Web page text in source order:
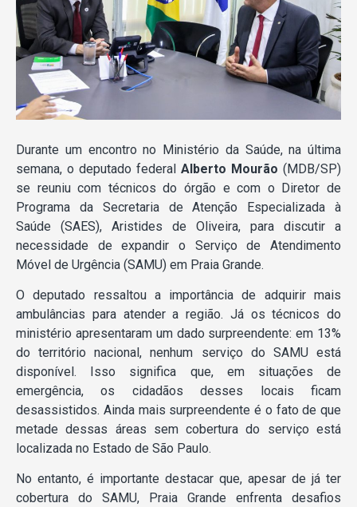
Durante um encontro no Ministério da Saúde, na última
semana, o deputado federal Alberto Mourão (MDB/SP)
se reuniu com técnicos do órgão e com o Diretor de
Programa da Secretaria de Atenção Especializada à
Saúde (SAES), Aristides de Oliveira, para discutir a
necessidade de expandir o Serviço de Atendimento
Móvel de Urgência (SAMU) em Praia Grande.
O deputado ressaltou a importância de adquirir mais
ambulâncias para atender a região. Já os técnicos do
ministério apresentaram um dado surpreendente: em 13%
do território nacional, nenhum serviço do SAMU está
disponível. Isso significa que, em situações de
emergência, os cidadãos desses locais ficam
desassistidos. Ainda mais surpreendente é o fato de que
metade dessas áreas sem cobertura do serviço está
localizada no Estado de São Paulo.
No entanto, é importante destacar que, apesar de já ter
cobertura do SAMU, Praia Grande enfrenta desafios